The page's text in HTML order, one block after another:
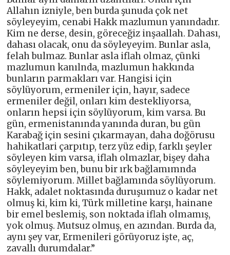
Allahın izniyle, ben burda şunuda çok net
söyleyeyim, cenabi Hakk mazlumun yanındadır.
Kim ne derse, desin, göreceğiz inşaallah. Dahası,
dahası olacak, onu da söyleyeyim. Bunlar asla,
felah bulmaz. Bunlar asla iflah olmaz, çünki
mazlumun kanılnda, mazlumun hakkında
bunların parmakları var. Hangisi için
söylüyorum, ermeniler için, hayır, sadece
ermeniler değil, onları kim destekliyorsa,
onların hepsi için söylüyorum, kim varsa. Bu
gün, ermenistanında yanında duran, bu gün
Karabağ için sesini çıkarmayan, daha doğörusu
hahikatlari çarpıtıp, terz yüz edip, farklı şeyler
söyleyen kim varsa, iflah olmazlar, bişey daha
söyleyeyim ben, bunu bir ırk bağlamımnda
söylemiyorum. Millet bağlamında söylüyorum.
Hakk, adalet noktasında duruşumuz o kadar net
olmuş ki, kim ki, Türk milletine karşı, hainane
bir emel beslemiş, son noktada iflah olmamış,
yok olmuş. Mutsuz olmuş, en azından. Burda da,
aynı şey var, Ermenileri görüyoruz işte, aç,
zavallı durumdalar.”